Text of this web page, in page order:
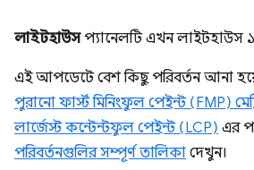
লাইটহাউসপ্যানেলটি এখন লাইটহাউস
এই আপডেটে বেশ কিছু পরিবর্তন আনা
পুরানো ফার্স্ট মিনিংফুল পেইন্ট (FMP)
লার্জেস্ট কন্টেন্টফুল পেইন্ট (LCP) এর
পরিবর্তনগুলির সম্পূর্ণ তালিকা দেখুন।